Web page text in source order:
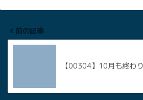
前の記事
【00304】10月も終わり